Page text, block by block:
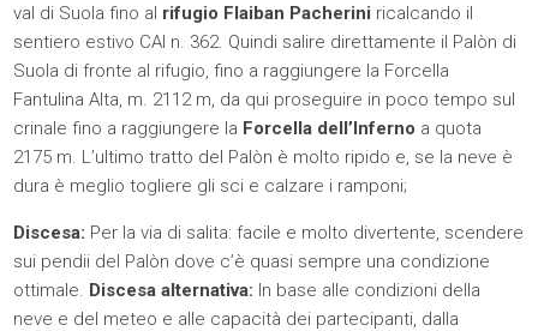
val di Suola fino al rifugio Flaiban Pacherini ricalcando il
sentiero estivo CAI n. 362. Quindi salire direttamente il Palòn di
Suola di fronte al rifugio, fino a raggiungere la Forcella
Fantulina Alta, m. 2112 m, da qui proseguire in poco tempo sul
crinale fino a raggiungere la Forcella dell’Inferno a quota
2175 m. L’ultimo tratto del Palòn è molto ripido e, se la neve è
dura è meglio togliere gli sci e calzare i ramponi;
Discesa: Per la via di salita: facile e molto divertente, scendere
sui pendii del Palòn dove c’è quasi sempre una condizione
ottimale. Discesa alternativa: In base alle condizioni della
neve e del meteo e alle capacità dei partecipanti, dalla